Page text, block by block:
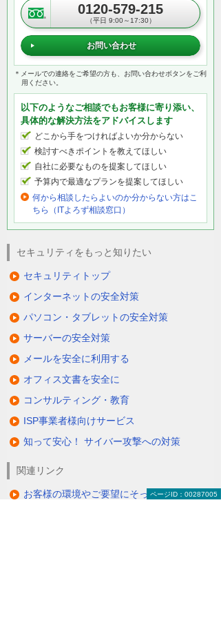
0120-579-215
（平日 9:00～17:30）
お問い合わせ
＊メールでの連絡をご希望の方も、お問い合わせボタンをご利
用ください。
以下のようなご相談でもお客様に寄り添い、
具体的な解決方法をアドバイスします
どこから手をつければよいか分からない
検討すべきポイントを教えてほしい
自社に必要なものを提案してほしい
予算内で最適なプランを提案してほしい
何から相談したらよいのか分からない方はこ
ちら（ITよろず相談窓口）
セキュリティをもっと知りたい
セキュリティトップ
インターネットの安全対策
パソコン・タブレットの安全対策
サーバーの安全対策
メールを安全に利用する
オフィス文書を安全に
コンサルティング・教育
ISP事業者様向けサービス
知って安心！ サイバー攻撃への対策
関連リンク
お客様の環境やご要望にそった通信環境を
ページID：00287005